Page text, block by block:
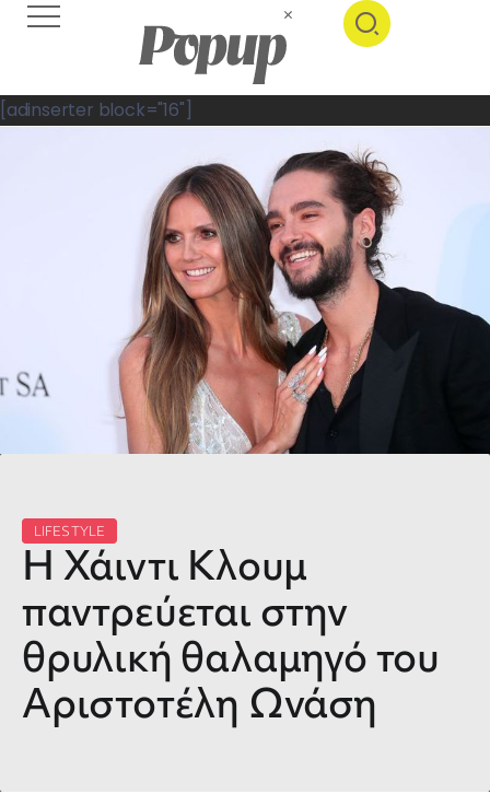
[adinserter block="16"]
LIFESTYLE
Η Χάιντι Κλουμ
παντρεύεται στην
θρυλική θαλαμηγό του
Αριστοτέλη Ωνάση